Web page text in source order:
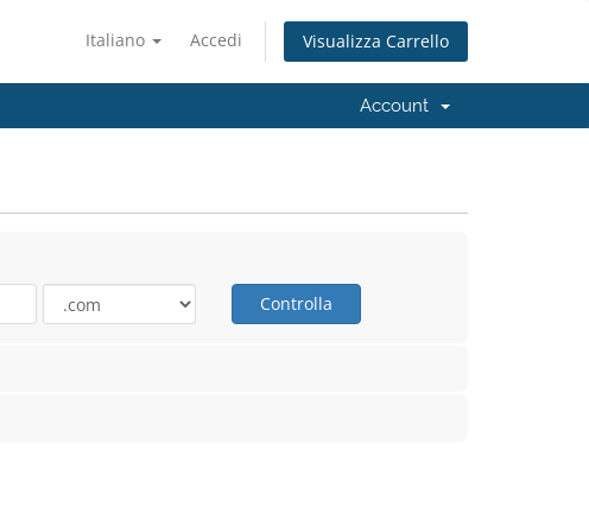
Italiano Accedi Visualizza Carrello
Account
Controlla